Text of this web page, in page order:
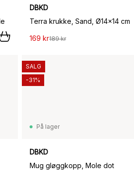
DBKD
Terra krukke, Sand, Ø14x14 cm
169 kr189 kr
På lager
DBKD
Mug gløggkopp, Mole dot
SALG
-31%